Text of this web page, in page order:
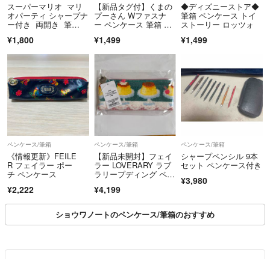
スーパーマリオ マリ
オパーティ シャープナ
ー付き 両開き 筆
¥1,800
【新品タグ付】くまの
プーさん Wファスナ
ー ペンケース 筆箱 サ
¥1,499
◆ディズニーストア◆
筆箱 ペンケース トイ
ストーリー ロッツォ
¥1,499
ペンケース/筆箱
《情報更新》FEILE
R フェイラー ポー
チ ペンケース
¥2,222
ペンケース/筆箱
【新品未開封】フェイ
ラー LOVERARY ラブ
ラリープディング ペン
¥4,199
ペンケース/筆箱
シャープペンシル 9本
セット ペンケース付き
¥3,980
ショウワノートのペンケース/筆箱のおすすめ